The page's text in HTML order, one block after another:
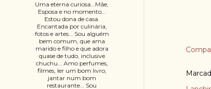
Uma eterna curiosa...Mãe,
Esposa e no momento...
Estou dona de casa.
Encantada por culinária,
fotos e artes... Sou alguém
bem comum, que ama
marido e filho e que adora
quase de tudo, inclusive
chuchu... Amo perfumes,
filmes, ler um bom livro,
jantar num bom
restaurante... Sou